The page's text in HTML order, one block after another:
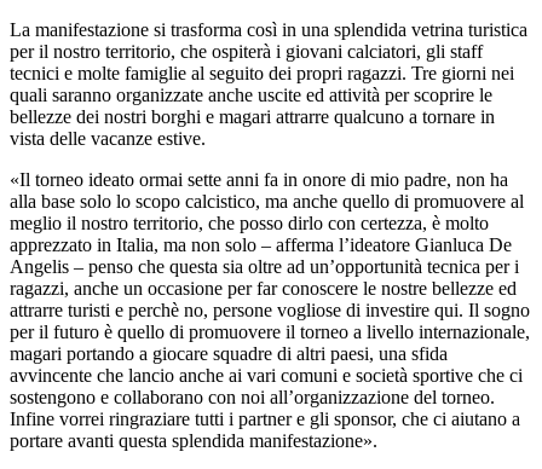
La manifestazione si trasforma così in una splendida vetrina turistica
per il nostro territorio, che ospiterà i giovani calciatori, gli staff
tecnici e molte famiglie al seguito dei propri ragazzi. Tre giorni nei
quali saranno organizzate anche uscite ed attività per scoprire le
bellezze dei nostri borghi e magari attrarre qualcuno a tornare in
vista delle vacanze estive.
«Il torneo ideato ormai sette anni fa in onore di mio padre, non ha
alla base solo lo scopo calcistico, ma anche quello di promuovere al
meglio il nostro territorio, che posso dirlo con certezza, è molto
apprezzato in Italia, ma non solo – afferma l’ideatore Gianluca De
Angelis – penso che questa sia oltre ad un’opportunità tecnica per i
ragazzi, anche un occasione per far conoscere le nostre bellezze ed
attrarre turisti e perchè no, persone vogliose di investire qui. Il sogno
per il futuro è quello di promuovere il torneo a livello internazionale,
magari portando a giocare squadre di altri paesi, una sfida
avvincente che lancio anche ai vari comuni e società sportive che ci
sostengono e collaborano con noi all’organizzazione del torneo.
Infine vorrei ringraziare tutti i partner e gli sponsor, che ci aiutano a
portare avanti questa splendida manifestazione».